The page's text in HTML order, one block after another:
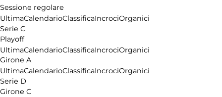
Sessione regolare
UltimaCalendarioClassificaIncrociOrganici
Serie C
Playoff
UltimaCalendarioClassificaIncrociOrganici
Girone A
UltimaCalendarioClassificaIncrociOrganici
Serie D
Girone C